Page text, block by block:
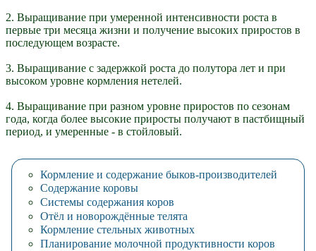
2. Выращивание при умеренной интенсивности роста в
первые три месяца жизни и получение высоких приростов в
последующем возрасте.
3. Выращивание с задержкой роста до полутора лет и при
высоком уровне кормления нетелей.
4. Выращивание при разном уровне приростов по сезонам
года, когда более высокие приросты получают в пастбищный
период, и умеренные - в стойловый.
Кормление и содержание быков-производителей
Содержание коровы
Системы содержания коров
Отёл и новорождённые телята
Кормление стельных животных
Планирование молочной продуктивности коров